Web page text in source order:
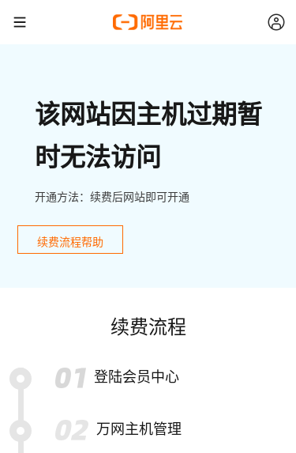
该网站因主机过期暂
时无法访问
开通方法：续费后网站即可开通
续费流程帮助
续费流程
登陆会员中心
万网主机管理